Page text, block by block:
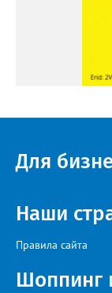
Для
Наши
Правила сайта
Шоппинг